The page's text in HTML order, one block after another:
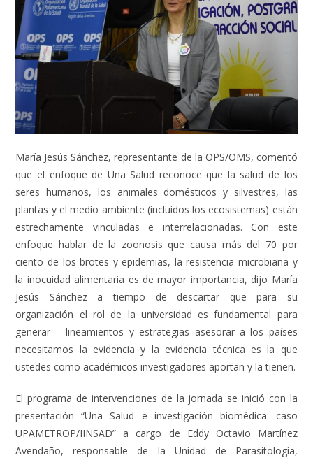
María Jesús Sánchez, representante de la OPS/OMS, comentó
que el enfoque de Una Salud reconoce que la salud de los
seres humanos, los animales domésticos y silvestres, las
plantas y el medio ambiente (incluidos los ecosistemas) están
estrechamente vinculadas e interrelacionadas. Con este
enfoque hablar de la zoonosis que causa más del 70 por
ciento de los brotes y epidemias, la resistencia microbiana y
la inocuidad alimentaria es de mayor importancia, dijo María
Jesús Sánchez a tiempo de descartar que para su
organización el rol de la universidad es fundamental para
generar lineamientos y estrategias asesorar a los países
necesitamos la evidencia y la evidencia técnica es la que
ustedes como académicos investigadores aportan y la tienen.
El programa de intervenciones de la jornada se inició con la
presentación “Una Salud e investigación biomédica: caso
UPAMETROP/IINSAD” a cargo de Eddy Octavio Martínez
Avendaño, responsable de la Unidad de Parasitología,